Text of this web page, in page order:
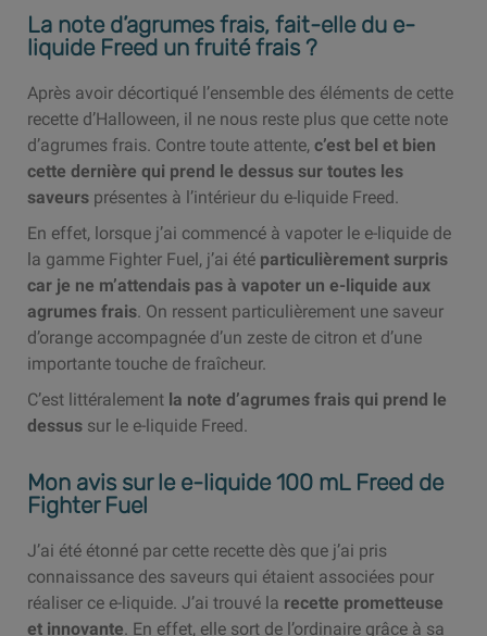
La note d’agrumes frais, fait-elle du e-
liquide Freed un fruité frais ?
Après avoir décortiqué l’ensemble des éléments de cette
recette d’Halloween, il ne nous reste plus que cette note
d’agrumes frais. Contre toute attente, c’est bel et bien
cette dernière qui prend le dessus sur toutes les
saveurs présentes à l’intérieur du e-liquide Freed.
En effet, lorsque j’ai commencé à vapoter le e-liquide de
la gamme Fighter Fuel, j’ai été particulièrement surpris
car je ne m’attendais pas à vapoter un e-liquide aux
agrumes frais. On ressent particulièrement une saveur
d’orange accompagnée d’un zeste de citron et d’une
importante touche de fraîcheur.
C’est littéralement la note d’agrumes frais qui prend le
dessus sur le e-liquide Freed.
Mon avis sur le e-liquide 100 mL Freed de
Fighter Fuel
J’ai été étonné par cette recette dès que j’ai pris
connaissance des saveurs qui étaient associées pour
réaliser ce e-liquide. J’ai trouvé la recette prometteuse
et innovante. En effet, elle sort de l’ordinaire grâce à sa